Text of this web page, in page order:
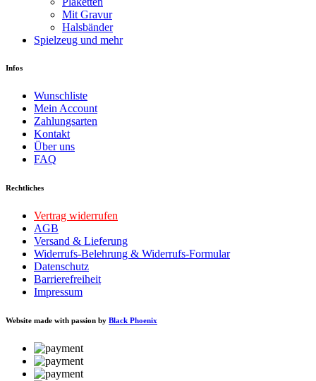
Mit Gravur
Halsbänder
Spielzeug und mehr
Infos
Wunschliste
Mein Account
Zahlungsarten
Kontakt
Über uns
FAQ
Rechtliches
Vertrag widerrufen
AGB
Versand & Lieferung
Widerrufs-Belehrung & Widerrufs-Formular
Datenschutz
Barrierefreiheit
Impressum
Website made with passion by Black Phoenix